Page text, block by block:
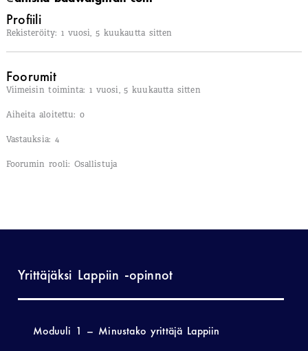
Profiili
Rekisteröity: 1 vuosi, 5 kuukautta sitten
Foorumit
Viimeisin toiminta: 1 vuosi, 5 kuukautta sitten
Aiheita aloitettu: 0
Vastauksia: 4
Foorumin rooli: Osallistuja
Yrittäjäksi Lappiin -opinnot
Moduuli 1 – Minustako yrittäjä Lappiin